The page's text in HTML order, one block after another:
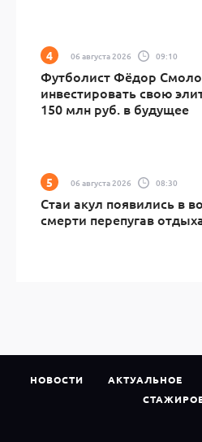
06 августа 2026 09:10
Футболист Фёдор
инвестировать свою
150 млн руб. в будущее
06 августа 2026 08:30
Стаи акул появились в
смерти перепугав
НОВОСТИ АКТУАЛЬНОЕ